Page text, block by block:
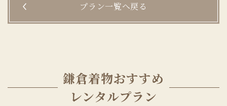
プラン一覧へ戻る
鎌倉着物おすすめ
レンタルプラン